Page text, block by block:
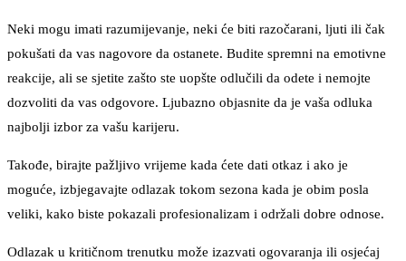
Neki mogu imati razumijevanje, neki će biti razočarani, ljuti ili čak
pokušati da vas nagovore da ostanete. Budite spremni na emotivne
reakcije, ali se sjetite zašto ste uopšte odlučili da odete i nemojte
dozvoliti da vas odgovore. Ljubazno objasnite da je vaša odluka
najbolji izbor za vašu karijeru.
Takođe, birajte pažljivo vrijeme kada ćete dati otkaz i ako je
moguće, izbjegavajte odlazak tokom sezona kada je obim posla
veliki, kako biste pokazali profesionalizam i održali dobre odnose.
Odlazak u kritičnom trenutku može izazvati ogovaranja ili osjećaj